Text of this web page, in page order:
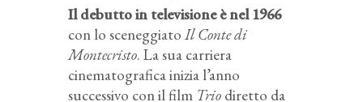
Il debutto in televisione è nel 1966
con lo sceneggiato Il Conte di
Montecristo. La sua carriera
cinematografica inizia l’anno
successivo con il film Trio diretto da